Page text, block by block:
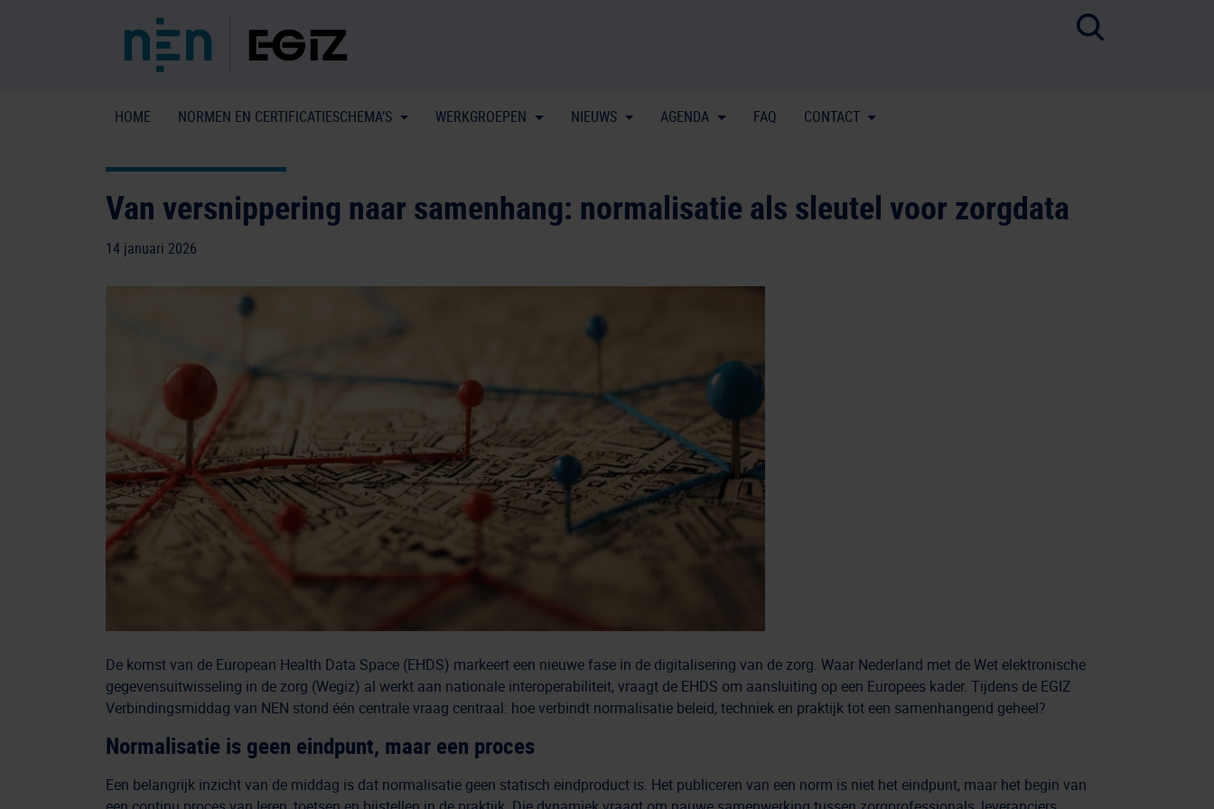
HOME NORMEN EN CERTIFICATIESCHEMA’S WERKGROEPEN NIEUWS AGENDA FAQ CONTACT
Van versnippering naar samenhang: normalisatie als sleutel voor zorgdata
14 januari 2026
De komst van de European Health Data Space (EHDS) markeert een nieuwe fase in de digitalisering van de zorg. Waar Nederland met de Wet elektronische
gegevensuitwisseling in de zorg (Wegiz) al werkt aan nationale interoperabiliteit, vraagt de EHDS om aansluiting op een Europees kader. Tijdens de EGIZ
Verbindingsmiddag van NEN stond één centrale vraag centraal: hoe verbindt normalisatie beleid, techniek en praktijk tot een samenhangend geheel?
Normalisatie is geen eindpunt, maar een proces
Een belangrijk inzicht van de middag is dat normalisatie geen statisch eindproduct is. Het publiceren van een norm is niet het eindpunt, maar het begin van